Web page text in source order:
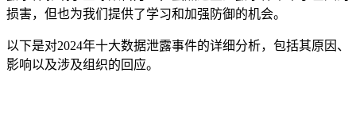
损害，但也为我们提供了学习和加强防御的机会。
以下是对2024年十大数据泄露事件的详细分析，包括其原因、
影响以及涉及组织的回应。